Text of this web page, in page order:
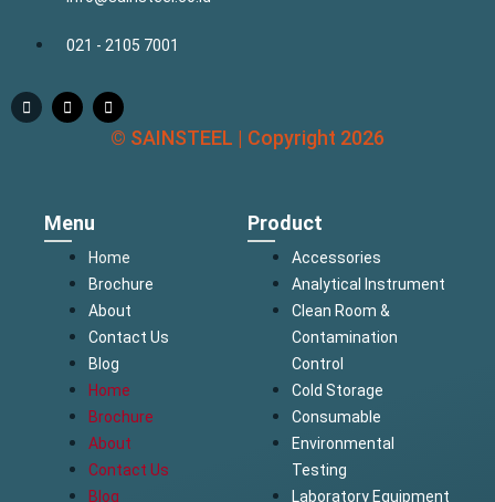
021 - 2105 7001
© SAINSTEEL | Copyright 2026
Menu
Home
Brochure
About
Contact Us
Blog
Home
Brochure
About
Contact Us
Blog
Product
Accessories
Analytical Instrument
Clean Room &
Contamination
Control
Cold Storage
Consumable
Environmental
Testing
Laboratory Equipment